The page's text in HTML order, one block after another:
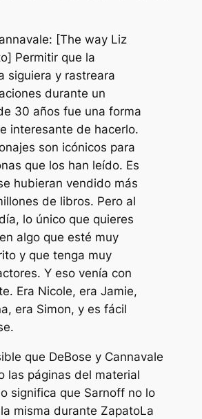
[The way Liz
Permitir que la
siguiera y rastreara
durante un
30 años fue una forma
interesante de hacerlo.
son icónicos para
que los han leído. Es
hubieran vendido más
de libros. Pero al
lo único que quieres
algo que esté muy
y que tenga muy
Y eso venía con
Era Nicole, era Jamie,
era Simon, y es fácil
que DeBose y Cannavale
las páginas del material
significa que Sarnoff no lo
misma durante ZapatoLa